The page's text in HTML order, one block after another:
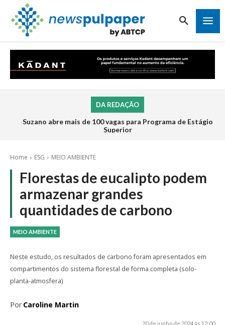
DA REDAÇÃO
Suzano abre mais de 100 vagas para Programa de Estágio
Superior
Home ESG MEIO AMBIENTE
Florestas de eucalipto podem
armazenar grandes
quantidades de carbono
MEIO AMBIENTE
Neste estudo, os resultados de carbono foram apresentados em
compartimentos do sistema florestal de forma completa (solo-
planta-atmosfera)
Por Caroline Martin
20 de junho de 2024 às 12:00